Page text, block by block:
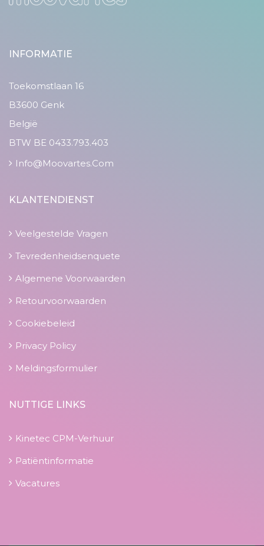
INFORMATIE
Toekomstlaan 16
B3600 Genk
België
BTW BE 0433.793.403
Info@moovartes.com
KLANTENDIENST
Veelgestelde Vragen
Tevredenheidsenquete
Algemene Voorwaarden
Retourvoorwaarden
Cookiebeleid
Privacy Policy
Meldingsformulier
NUTTIGE LINKS
Kinetec CPM-Verhuur
Patiëntinformatie
Vacatures